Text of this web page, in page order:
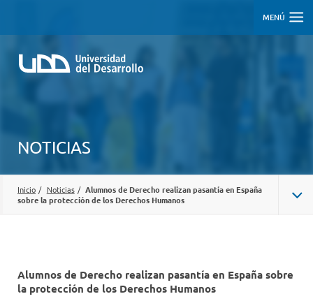
MENÚ
NOTICIAS
Inicio / Noticias / Alumnos de Derecho realizan pasantía en España
sobre la protección de los Derechos Humanos
Alumnos de Derecho realizan pasantía en España sobre
la protección de los Derechos Humanos